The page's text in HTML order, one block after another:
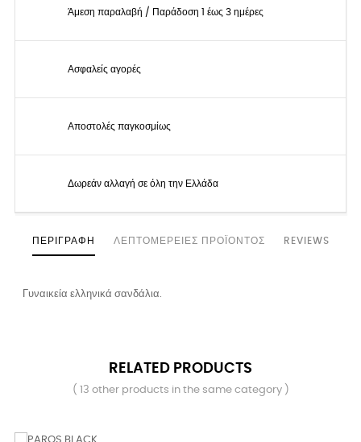
Άμεση παραλαβή / Παράδοση 1 έως 3 ημέρες
Ασφαλείς αγορές
Αποστολές παγκοσμίως
Δωρεάν αλλαγή σε όλη την Ελλάδα
ΠΕΡΙΓΡΑΦΉ ΛΕΠΤΟΜΈΡΕΙΕΣ ΠΡΟΪΌΝΤΟΣ REVIEWS
Γυναικεία ελληνικά σανδάλια.
RELATED PRODUCTS
( 13 other products in the same category )